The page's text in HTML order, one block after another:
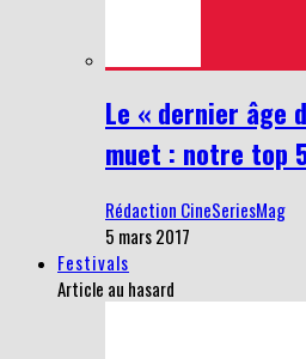
Le « dernier âge
muet : notre top
Rédaction CineSeriesMag
5 mars 2017
Festivals
Article au hasard